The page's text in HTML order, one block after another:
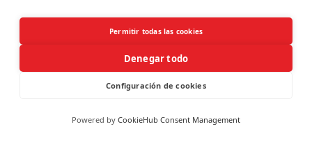
Permitir todas las cookies
Denegar todo
Configuración de cookies
Powered by CookieHub Consent Management